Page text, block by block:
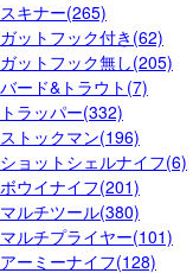
スキナー(265)
ガットフック付き(62)
ガットフック無し(205)
バード&トラウト(7)
トラッパー(332)
ストックマン(196)
ショットシェルナイフ(6)
ボウイナイフ(201)
マルチツール(380)
マルチプライヤー(101)
アーミーナイフ(128)